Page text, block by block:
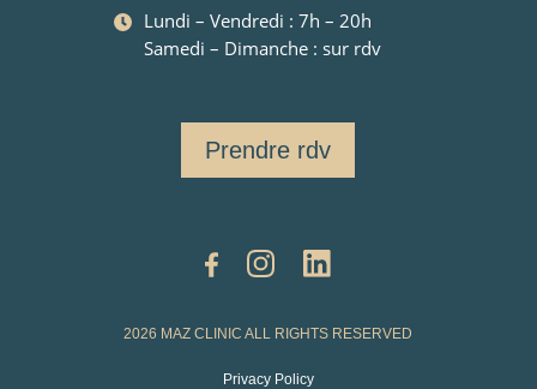
Lundi – Vendredi : 7h – 20h
Samedi – Dimanche : sur rdv
Prendre rdv
2026 MAZ CLINIC ALL RIGHTS RESERVED
Privacy Policy